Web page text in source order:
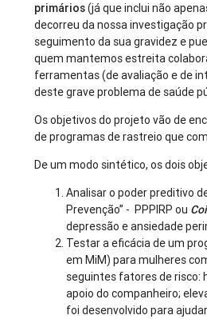
primários(já que inclui não
decorreu da nossa investigação
seguimento da sua gravidez e
quem mantemos estreita
ferramentas (de avaliação e de
deste grave problema de saúde
Os objetivos do projeto vão de
de programas de rastreio que
De um modo sintético, os dois
Analisar o poder preditivo
Prevenção” - PPPIRP ou
depressão e ansiedade
Testar a eficácia de um
em MiM) para mulheres
seguintes fatores de risco:
apoio do companheiro;
foi desenvolvido para